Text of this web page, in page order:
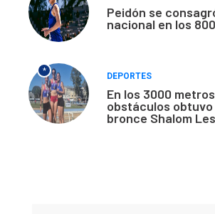
Peidón se
nacional en los
*
DEPORTES
En los 3000
obstáculos obtuvo
bronce Shalom